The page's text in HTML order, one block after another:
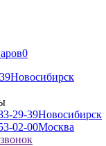
0
Новосибирск
29-39Новосибирск
02-00Москва